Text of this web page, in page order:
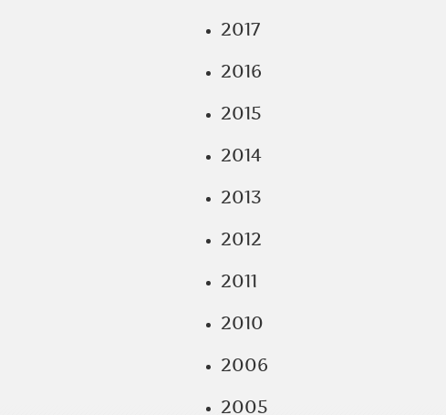
2017
2016
2015
2014
2013
2012
2011
2010
2006
2005